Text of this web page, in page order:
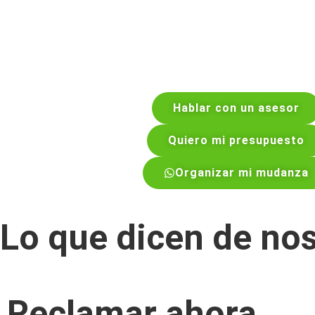
Hablar con un asesor
Quiero mi presupuesto
Organizar mi mudanza
Lo que dicen de